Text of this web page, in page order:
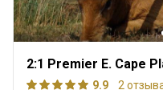
2:1 Premier E. Cape
9.9
2